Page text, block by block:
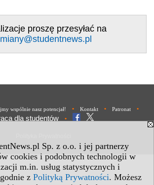
Sp. z o.o. i jej partnerzy
cookies i podobnych technologii w
m.in. usług statystycznych i
z Polityką Prywatności. Możesz
proszę przesyłać na
wspólnie nasz potencjał! • Kontakt • Patronat •
dla studentów •